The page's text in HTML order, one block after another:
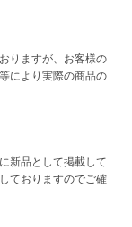
りますが、お客様の
により実際の商品の
新品として掲載して
ておりますのでご確